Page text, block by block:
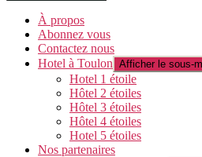
À propos
Abonnez vous
Contactez nous
Hotel à Toulon Afficher le sous-
Hotel 1 étoile
Hôtel 2 étoiles
Hôtel 3 étoiles
Hôtel 4 étoiles
Hotel 5 étoiles
Nos partenaires